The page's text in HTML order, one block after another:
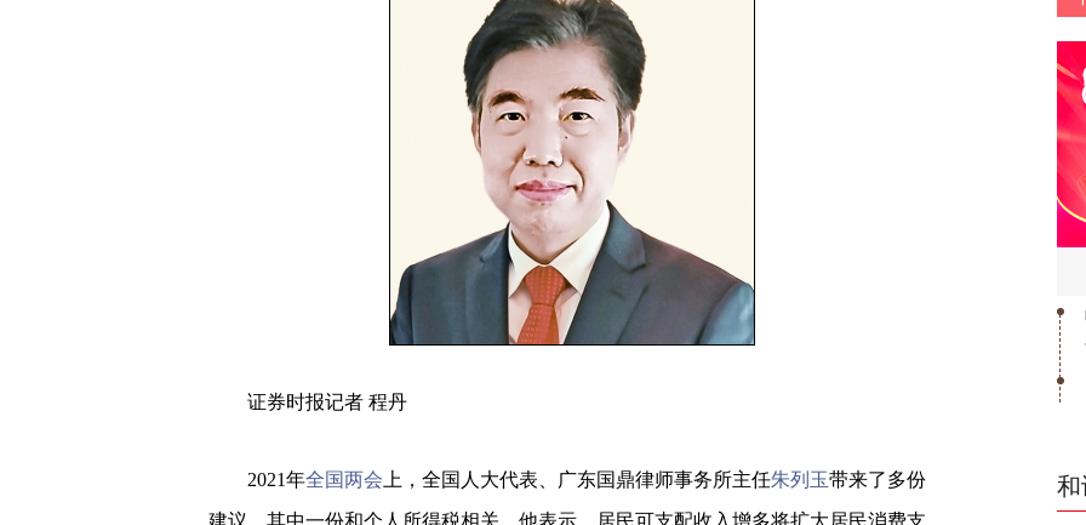
证券时报记者 程丹
2021年全国两会 上，全国人大代表、广东国鼎律师事务所主任朱列玉带来了多份
建议，其中一份和个人所得税相关。他表示，居民可支配收入增多将扩大居民消费支
和